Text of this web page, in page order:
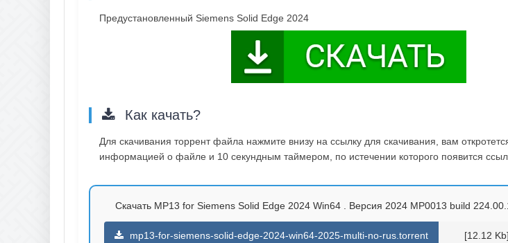
Предустановленный Siemens Solid Edge 2024
Как качать?
Для скачивания торрент файла нажмите внизу на ссылку для скачивания, вам
информацией о файле и 10 секундным таймером, по истечении которого появится
Скачать MP13 for Siemens Solid Edge 2024 Win64 . Версия 2024 MP0013 build
mp13-for-siemens-solid-edge-2024-win64-2025-multi-no-rus.torrent [12.12